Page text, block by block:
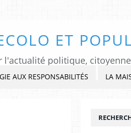
ET
AUX RESPONSABILITÉS LA